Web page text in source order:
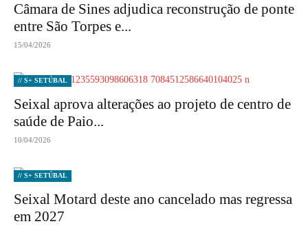
Câmara de Sines adjudica reconstrução de ponte
entre São Torpes e...
15/04/2026
// S+ SETÚBAL
Seixal aprova alterações ao projeto de centro de
saúde de Paio...
10/04/2026
// S+ SETÚBAL
Seixal Motard deste ano cancelado mas regressa
em 2027